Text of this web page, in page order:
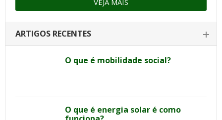
ARTIGOS RECENTES
O que é mobilidade social?
O que é energia solar é como